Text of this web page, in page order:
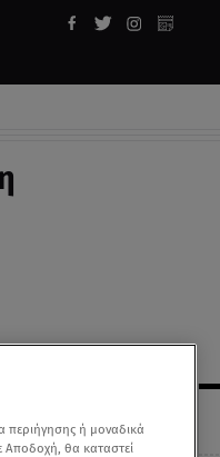
ή μοναδικά
Αποδοχή, θα καταστεί